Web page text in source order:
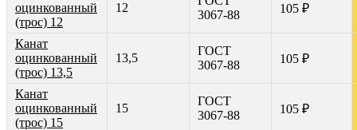
оцинкованный
(трос) 12
12
3067-88
105 ₽
Канат
оцинкованный
(трос) 13,5
13,5
ГОСТ
3067-88
105 ₽
Канат
оцинкованный
(трос) 15
15
ГОСТ
3067-88
105 ₽